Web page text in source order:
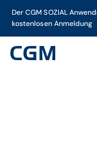
Der CGM SOZIAL
kostenlosen Anmeldung